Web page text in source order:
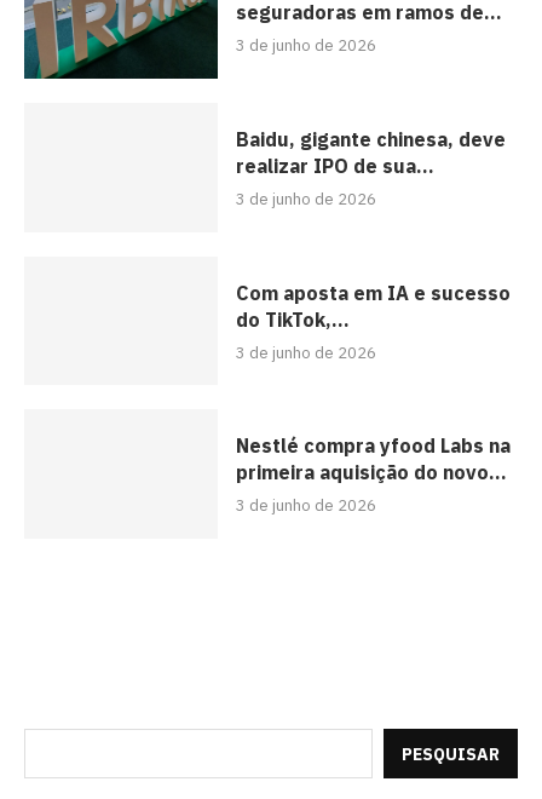
seguradoras em ramos de...
3 de junho de 2026
Baidu, gigante chinesa, deve
realizar IPO de sua...
3 de junho de 2026
Com aposta em IA e sucesso
do TikTok,...
3 de junho de 2026
Nestlé compra yfood Labs na
primeira aquisição do novo...
3 de junho de 2026
PESQUISAR